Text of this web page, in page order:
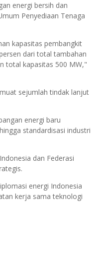
energi bersih dan
Penyediaan Tenaga
kapasitas pembangkit
dari total tambahan
total kapasitas 500 MW,"
sejumlah tindak lanjut
energi baru
standardisasi industri
dan Federasi
energi Indonesia
kerja sama teknologi